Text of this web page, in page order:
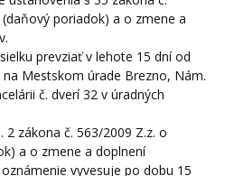
poriadok) a o zmene a
prevziať v lehote 15 dní od
Mestskom úrade Brezno, Nám.
č. dverí 32 v úradných
zákona č. 563/2009 Z.z. o
a o zmene a doplnení
vyvesuje po dobu 15